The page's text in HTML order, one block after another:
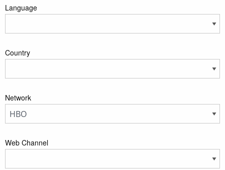
Language
Country
Network
Web Channel